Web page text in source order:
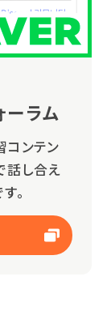
ラム
コンテン
話し合え
。